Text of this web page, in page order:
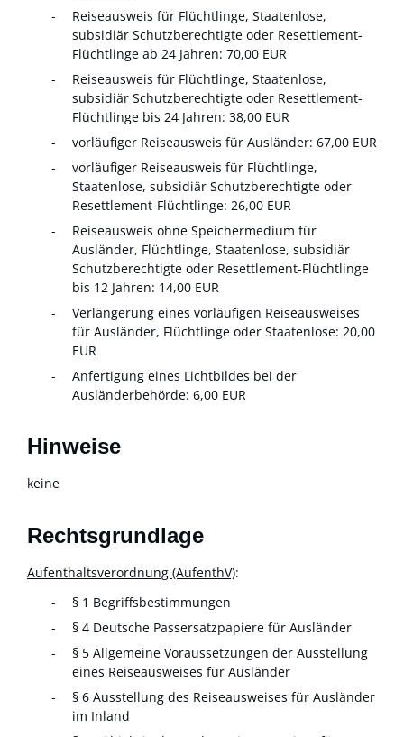
Reiseausweis für Flüchtlinge, Staatenlose,
subsidiär Schutzberechtigte oder Resettlement-
Flüchtlinge ab 24 Jahren: 70,00 EUR
Reiseausweis für Flüchtlinge, Staatenlose,
subsidiär Schutzberechtigte oder Resettlement-
Flüchtlinge bis 24 Jahren: 38,00 EUR
vorläufiger Reiseausweis für Ausländer: 67,00 EUR
vorläufiger Reiseausweis für Flüchtlinge,
Staatenlose, subsidiär Schutzberechtigte oder
Resettlement-Flüchtlinge: 26,00 EUR
Reiseausweis ohne Speichermedium für
Ausländer, Flüchtlinge, Staatenlose, subsidiär
Schutzberechtigte oder Resettlement-Flüchtlinge
bis 12 Jahren: 14,00 EUR
Verlängerung eines vorläufigen Reiseausweises
für Ausländer, Flüchtlinge oder Staatenlose: 20,00
EUR
Anfertigung eines Lichtbildes bei der
Ausländerbehörde: 6,00 EUR
Hinweise
keine
Rechtsgrundlage
Aufenthaltsverordnung (AufenthV):
§ 1 Begriffsbestimmungen
§ 4 Deutsche Passersatzpapiere für Ausländer
§ 5 Allgemeine Voraussetzungen der Ausstellung
eines Reiseausweises für Ausländer
§ 6 Ausstellung des Reiseausweises für Ausländer
im Inland